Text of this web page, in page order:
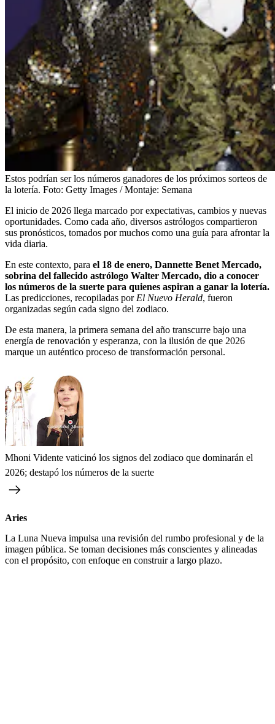
Estos podrían ser los números ganadores de los próximos sorteos de
la lotería. Foto: Getty Images / Montaje: Semana
El inicio de 2026 llega marcado por expectativas, cambios y nuevas
oportunidades. Como cada año, diversos astrólogos compartieron
sus pronósticos, tomados por muchos como una guía para afrontar la
vida diaria.
En este contexto, para el 18 de enero, Dannette Benet Mercado,
sobrina del fallecido astrólogo Walter Mercado, dio a conocer
los números de la suerte para quienes aspiran a ganar la lotería.
Las predicciones, recopiladas porEl Nuevo Herald, fueron
organizadas según cada signo del zodiaco.
De esta manera, la primera semana del año transcurre bajo una
energía de renovación y esperanza, con la ilusión de que 2026
marque un auténtico proceso de transformación personal.
Mhoni Vidente vaticinó los signos del zodiaco que dominarán el
2026; destapó los números de la suerte
Aries
La Luna Nueva impulsa una revisión del rumbo profesional y de la
imagen pública. Se toman decisiones más conscientes y alineadas
con el propósito, con enfoque en construir a largo plazo.